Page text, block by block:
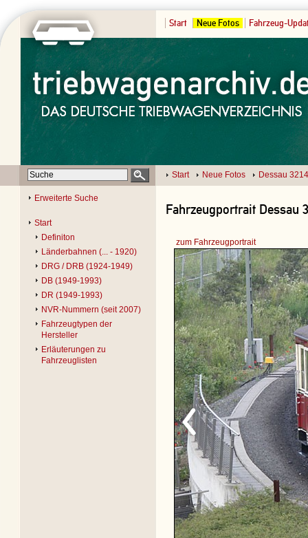
Start Neue Fotos Fahrzeug-
Start Neue Fotos Dessau 3214
Erweiterte Suche
Start
Definiton
Länderbahnen (... - 1920)
DRG / DRB (1924-1949)
DB (1949-1993)
DR (1949-1993)
NVR-Nummern (seit 2007)
Fahrzeugtypen der
Hersteller
Erläuterungen zu
Fahrzeuglisten
Fahrzeugportrait Dessau
zum Fahrzeugportrait